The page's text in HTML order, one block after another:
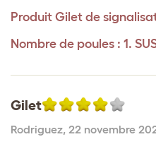
Produit Gilet de
Nombre de poules : 1.
Gilet
Rodriguez, 22 novembre